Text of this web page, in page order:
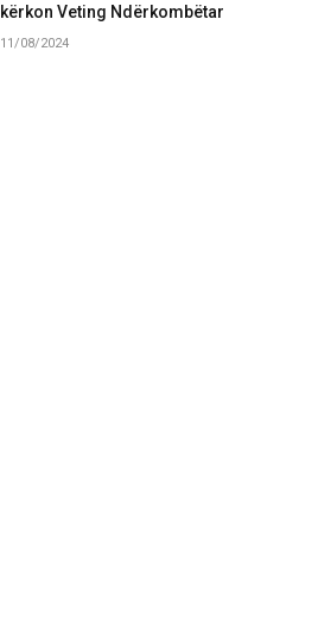
kërkon Veting Ndërkombëtar
11/08/2024